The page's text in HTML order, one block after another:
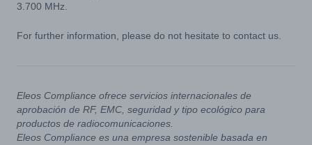
3.700 MHz.
For further information, please do not hesitate to contact us.
Eleos Compliance ofrece servicios internacionales de
aprobación de RF, EMC, seguridad y tipo ecológico para
productos de radiocomunicaciones.
Eleos Compliance es una empresa sostenible basada en